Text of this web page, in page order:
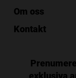
Om oss
Kontakt
exklusiva